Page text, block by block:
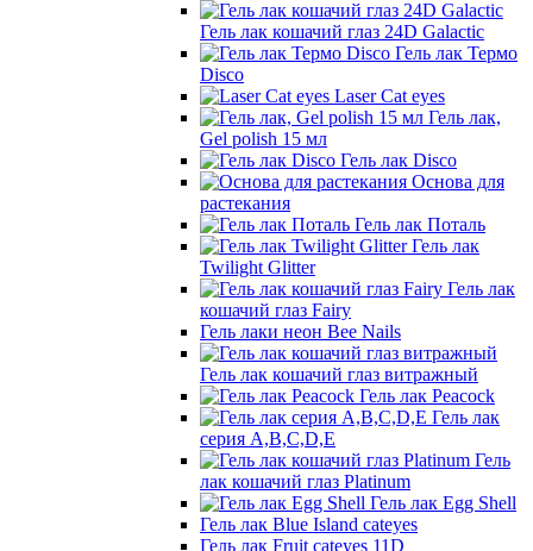
Гель лак кошачий глаз 24D Galactic
Гель лак Термо
Disco
Laser Cat eyes
Гель лак,
Gel polish 15 мл
Гель лак Disco
Основа для
растекания
Гель лак Поталь
Гель лак
Twilight Glitter
Гель лак
кошачий глаз Fairy
Гель лаки неон Bee Nails
Гель лак кошачий глаз витражный
Гель лак Peacock
Гель лак
серия A,B,C,D,E
Гель
лак кошачий глаз Platinum
Гель лак Egg Shell
Гель лак Blue Island cateyes
Гель лак Fruit cateyes 11D